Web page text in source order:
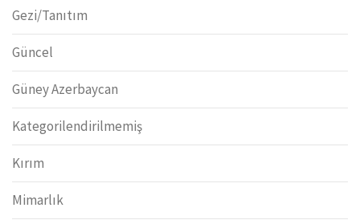
Gezi/Tanıtım
Güncel
Güney Azerbaycan
Kategorilendirilmemiş
Kırım
Mimarlık